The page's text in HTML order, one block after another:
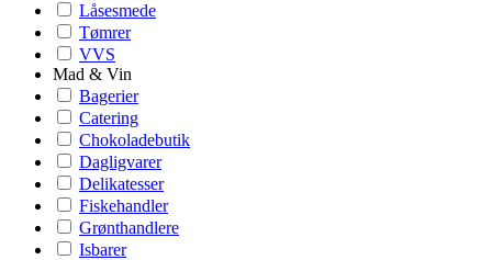
Låsesmede
Tømrer
VVS
Mad & Vin
Bagerier
Catering
Chokoladebutik
Dagligvarer
Delikatesser
Fiskehandler
Grønthandlere
Isbarer